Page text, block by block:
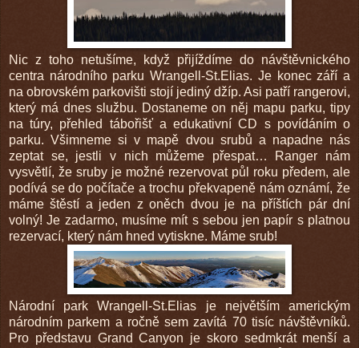
Nic z toho netušíme, když přijíždíme do návštěvnického
centra národního parku Wrangell-St.Elias. Je konec září a
na obrovském parkovišti stojí jediný džíp. Asi patří rangerovi,
který má dnes službu. Dostaneme on něj mapu parku, tipy
na túry, přehled tábořišť a edukativní CD s povídáním o
parku. Všimneme si v mapě dvou srubů a napadne nás
zeptat se, jestli v nich můžeme přespat… Ranger nám
vysvětlí, že sruby je možné rezervovat půl roku předem, ale
podívá se do počítače a trochu překvapeně nám oznámí, že
máme štěstí a jeden z oněch dvou je na příštích pár dní
volný! Je zadarmo, musíme mít s sebou jen papír s platnou
rezervací, který nám hned vytiskne. Máme srub!
Národní park Wrangell-St.Elias je největším americkým
národním parkem a ročně sem zavítá 70 tisíc návštěvníků.
Pro představu Grand Canyon je skoro sedmkrát menší a